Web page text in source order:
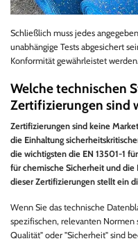
Schließlich muss jedes
unabhängige Tests abgesichert
Konformität gewährleistet werden.
Welche technischen
Zertifizierungen sind
Zertifizierungen sind keine
die Einhaltung
die wichtigsten die EN 13501-1
für chemische Sicherheit und die
dieser Zertifizierungen stellt ein
Wenn Sie das technische
spezifischen, relevanten Normen
Qualität" oder "Sicherheit" sind